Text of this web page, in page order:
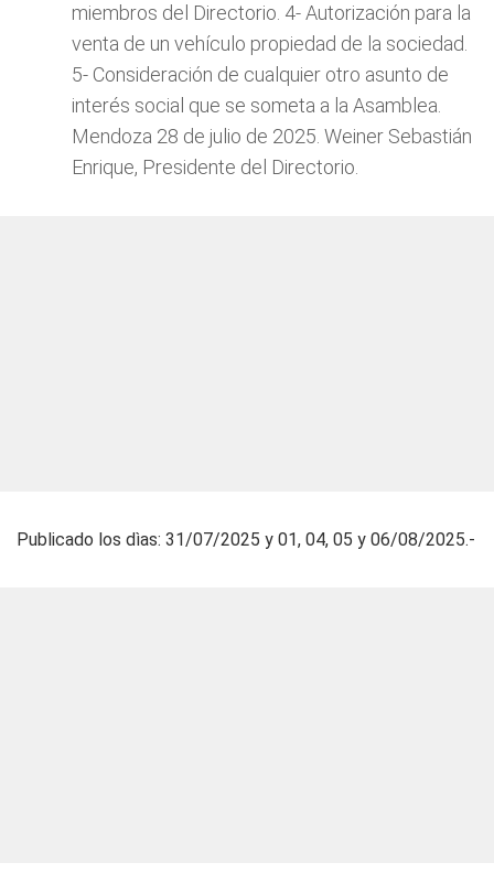
miembros del Directorio. 4- Autorización para la
venta de un vehículo propiedad de la sociedad.
5- Consideración de cualquier otro asunto de
interés social que se someta a la Asamblea.
Mendoza 28 de julio de 2025. Weiner Sebastián
Enrique, Presidente del Directorio.
Publicado los dìas: 31/07/2025 y 01, 04, 05 y 06/08/2025.-